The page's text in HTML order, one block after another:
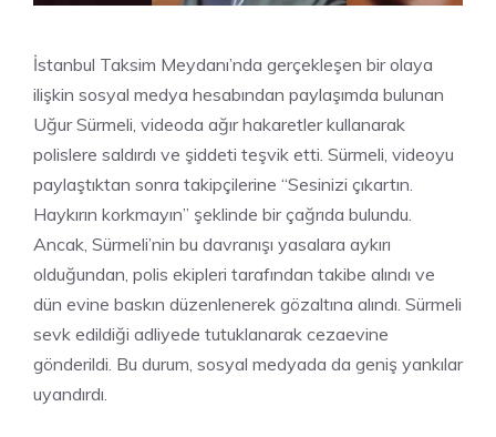
İstanbul Taksim Meydanı’nda gerçekleşen bir olaya
ilişkin sosyal medya hesabından paylaşımda bulunan
Uğur Sürmeli, videoda ağır hakaretler kullanarak
polislere saldırdı ve şiddeti teşvik etti. Sürmeli, videoyu
paylaştıktan sonra takipçilerine “Sesinizi çıkartın.
Haykırın korkmayın” şeklinde bir çağrıda bulundu.
Ancak, Sürmeli’nin bu davranışı yasalara aykırı
olduğundan, polis ekipleri tarafından takibe alındı ve
dün evine baskın düzenlenerek gözaltına alındı. Sürmeli
sevk edildiği adliyede tutuklanarak cezaevine
gönderildi. Bu durum, sosyal medyada da geniş yankılar
uyandırdı.